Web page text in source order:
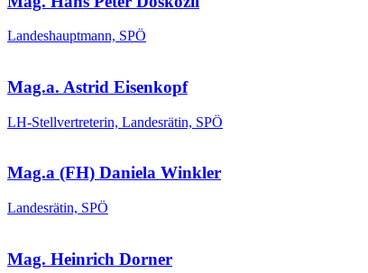
Landeshauptmann, SPÖ
Mag.a. Astrid Eisenkopf
LH-Stellvertreterin, Landesrätin, SPÖ
Mag.a (FH) Daniela Winkler
Landesrätin, SPÖ
Mag. Heinrich Dorner